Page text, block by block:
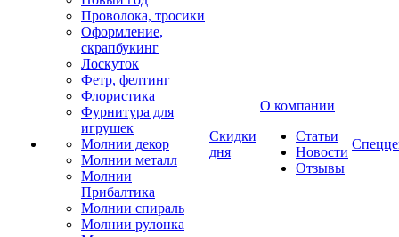
Проволока, тросики
Оформление,
скрапбукинг
Лоскуток
Фетр, фелтинг
Флористика
Фурнитура для
игрушек
Молнии декор
Молнии металл
Молнии
Прибалтика
Молнии спираль
Молнии рулонка
Скидки
дня
О компании
Статьи
Новости
Отзывы